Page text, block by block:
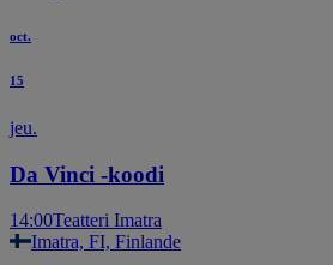
oct.
15
jeu.
Da Vinci -koodi
14:00Teatteri Imatra
Imatra, FI, Finlande